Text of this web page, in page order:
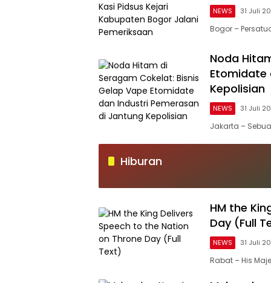
NEWS 31 Juli
Bogor –
Noda
Etomidate
Kepolisian
NEWS 31 Juli
Jakarta –
Hiburan
HM the
Day (Full
NEWS 31 Juli
Rabat – His